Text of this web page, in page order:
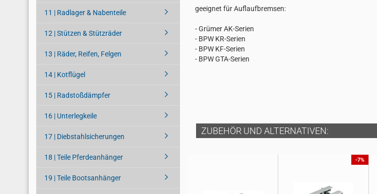
geeignet für Auflaufbremsen:
- Grümer AK-Serien
- BPW KR-Serien
- BPW KF-Serien
- BPW GTA-Serien
ZUBEHÖR UND ALTERNATIVEN:
-7%
11 | Radlager & Nabenteile
12 | Stützen & Stützräder
13 | Räder, Reifen, Felgen
14 | Kotflügel
15 | Radstoßdämpfer
16 | Unterlegkeile
17 | Diebstahlsicherungen
18 | Teile Pferdeanhänger
19 | Teile Bootsanhänger